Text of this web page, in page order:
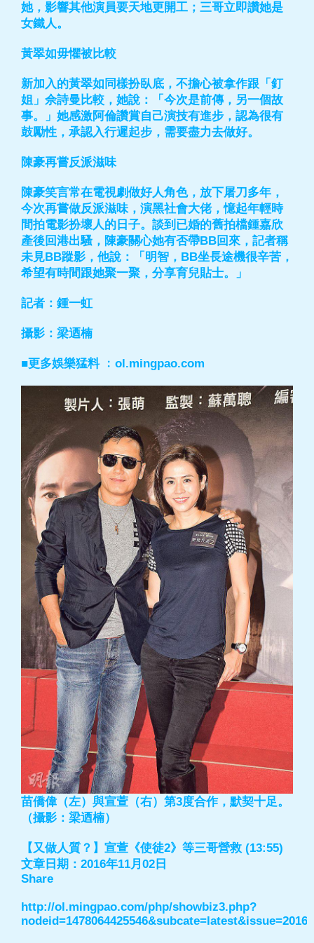
她，影響其他演員要天地更開工；三哥立即讚她是
女鐵人。
黃翠如毋懼被比較
新加入的黃翠如同樣扮臥底，不擔心被拿作跟「釘
姐」佘詩曼比較，她說：「今次是前傳，另一個故
事。」她感激阿倫讚賞自己演技有進步，認為很有
鼓勵性，承認入行遲起步，需要盡力去做好。
陳豪再嘗反派滋味
陳豪笑言常在電視劇做好人角色，放下屠刀多年，
今次再嘗做反派滋味，演黑社會大佬，憶起年輕時
間拍電影扮壞人的日子。談到已婚的舊拍檔鍾嘉欣
產後回港出騷，陳豪關心她有否帶BB回來，記者稱
未見BB蹤影，他說：「明智，BB坐長途機很辛苦，
希望有時間跟她聚一聚，分享育兒貼士。」
記者：鍾一虹
攝影：梁迺楠
■更多娛樂猛料 ﹕ol.mingpao.com
苗僑偉（左）與宣萱（右）第3度合作，默契十足。
（攝影：梁迺楠）
【又做人質？】宣萱《使徒2》等三哥營救 (13:55)
文章日期：2016年11月02日
Share
http://ol.mingpao.com/php/showbiz3.php?